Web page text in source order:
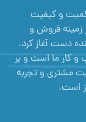
و کیفیت
زمینه فروش و
دست آغاز کرد.
کار ما است و بر
مشتری و تجربه
است.